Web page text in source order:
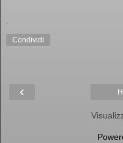
.
Condividi
‹